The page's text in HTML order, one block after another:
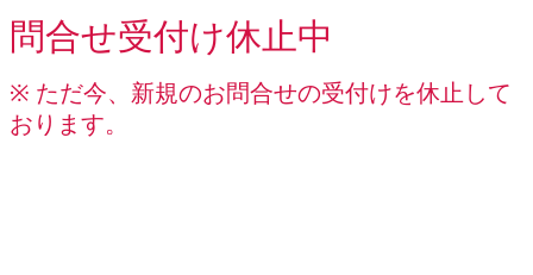
問合せ受付け休止中
※ ただ今、新規のお問合せの受付けを休止して
おります。